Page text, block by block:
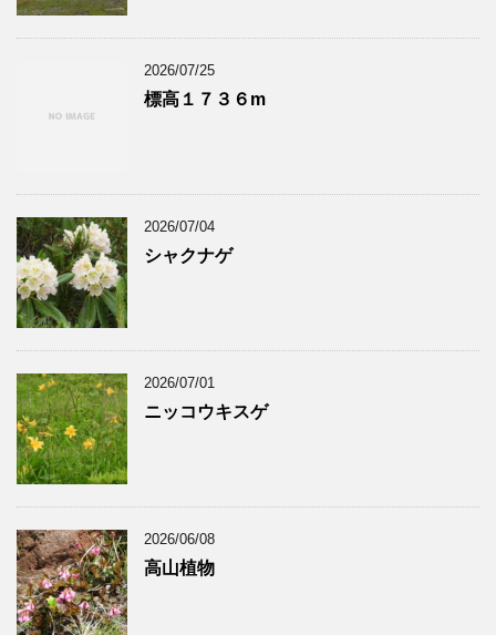
2026/07/25
標高１７３６m
2026/07/04
シャクナゲ
2026/07/01
ニッコウキスゲ
2026/06/08
高山植物